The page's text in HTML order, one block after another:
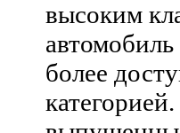
высоким
более